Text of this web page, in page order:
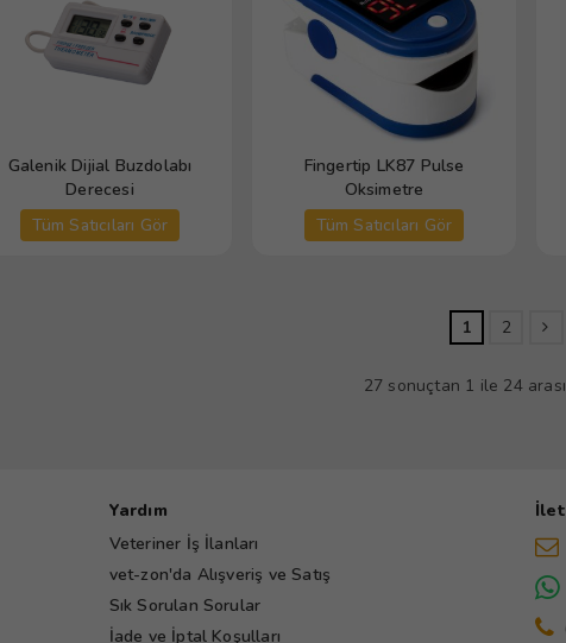
Galenik Dijial Buzdolabı
Derecesi
Tüm Satıcıları Gör
Fingertip LK87 Pulse
Oksimetre
Tüm Satıcıları Gör
1 2
27 sonuçtan 1 ile 24
Yardım
Veteriner İş İlanları
vet-zon'da Alışveriş ve Satış
Sık Sorulan Sorular
İade ve İptal Koşulları